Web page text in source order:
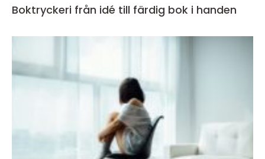
Boktryckeri från idé till färdig bok i handen